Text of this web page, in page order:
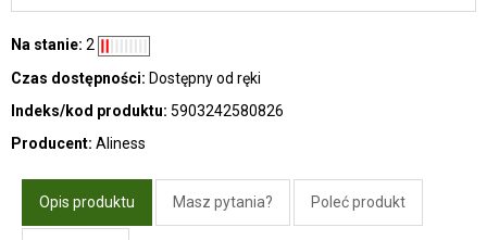
Na stanie: 2
Czas dostępności: Dostępny od ręki
Indeks/kod produktu: 5903242580826
Producent: Aliness
Opis produktu Masz pytania? Poleć produkt